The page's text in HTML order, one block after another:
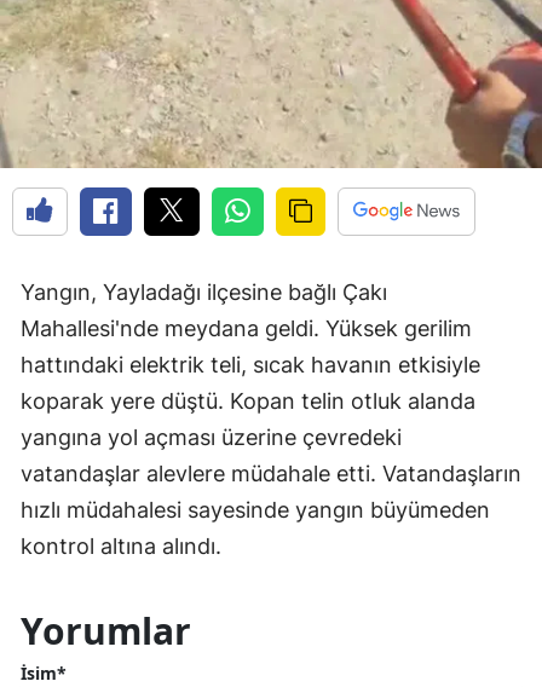
Yangın, Yayladağı ilçesine bağlı Çakı
Mahallesi'nde meydana geldi. Yüksek gerilim
hattındaki elektrik teli, sıcak havanın etkisiyle
koparak yere düştü. Kopan telin otluk alanda
yangına yol açması üzerine çevredeki
vatandaşlar alevlere müdahale etti. Vatandaşların
hızlı müdahalesi sayesinde yangın büyümeden
kontrol altına alındı.
Yorumlar
İsim*